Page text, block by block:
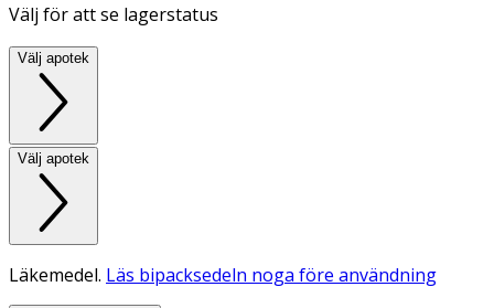
Välj för att se lagerstatus
Välj apotek
Välj apotek
Läkemedel. Läs bipacksedeln noga före användning